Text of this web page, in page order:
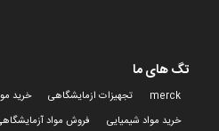
تگ های ما
merck تجهیزات ازمایشگاهی
خرید
خرید مواد شیمیایی
فروش مواد